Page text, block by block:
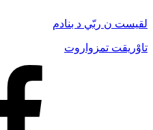
لقيست ن ربّي د بنادم
تاوْريقت تمزواروت